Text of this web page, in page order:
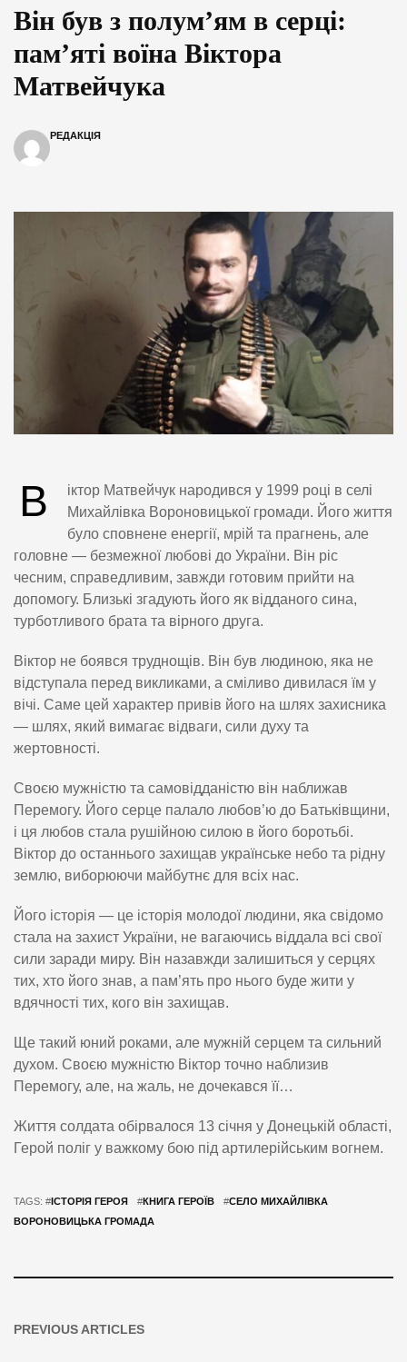
Він був з полум’ям в серці:
пам’яті воїна Віктора
Матвейчука
РЕДАКЦІЯ
В
іктор Матвейчук народився у 1999 році в селі
Михайлівка Вороновицької громади. Його життя
було сповнене енергії, мрій та прагнень, але
головне — безмежної любові до України. Він ріс
чесним, справедливим, завжди готовим прийти на
допомогу. Близькі згадують його як відданого сина,
турботливого брата та вірного друга.
Віктор не боявся труднощів. Він був людиною, яка не
відступала перед викликами, а сміливо дивилася їм у
вічі. Саме цей характер привів його на шлях захисника
— шлях, який вимагає відваги, сили духу та
жертовності.
Своєю мужністю та самовідданістю він наближав
Перемогу. Його серце палало любов’ю до Батьківщини,
і ця любов стала рушійною силою в його боротьбі.
Віктор до останнього захищав українське небо та рідну
землю, виборюючи майбутнє для всіх нас.
Його історія — це історія молодої людини, яка свідомо
стала на захист України, не вагаючись віддала всі свої
сили заради миру. Він назавжди залишиться у серцях
тих, хто його знав, а пам’ять про нього буде жити у
вдячності тих, кого він захищав.
Ще такий юний роками, але мужній серцем та сильний
духом. Своєю мужністю Віктор точно наблизив
Перемогу, але, на жаль, не дочекався її…
Життя солдата обірвалося 13 січня у Донецькій області,
Герой поліг у важкому бою під артилерійським вогнем.
TAGS: #ІСТОРІЯ ГЕРОЯ #КНИГА ГЕРОЇВ #СЕЛО МИХАЙЛІВКА
ВОРОНОВИЦЬКА ГРОМАДА
PREVIOUS ARTICLES